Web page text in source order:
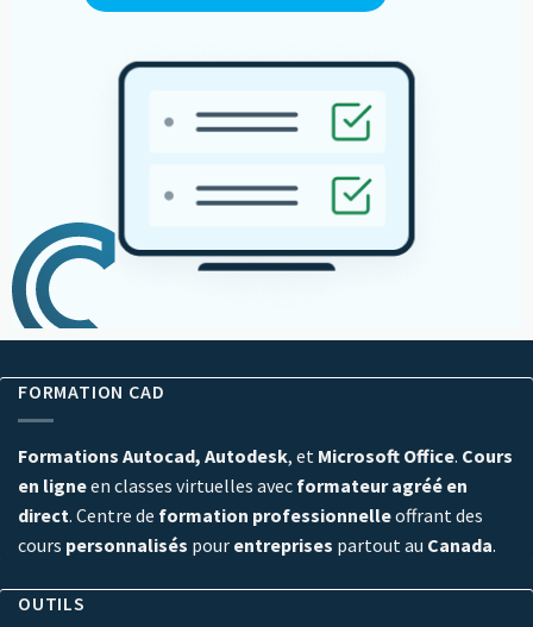
FORMATION CAD
Formations Autocad, Autodesk, et Microsoft Office. Cours
en ligneen classes virtuelles avec formateur agréé en
direct. Centre de formation professionnelleoffrant des
cours personnalisés pour entreprises partout au Canada.
OUTILS